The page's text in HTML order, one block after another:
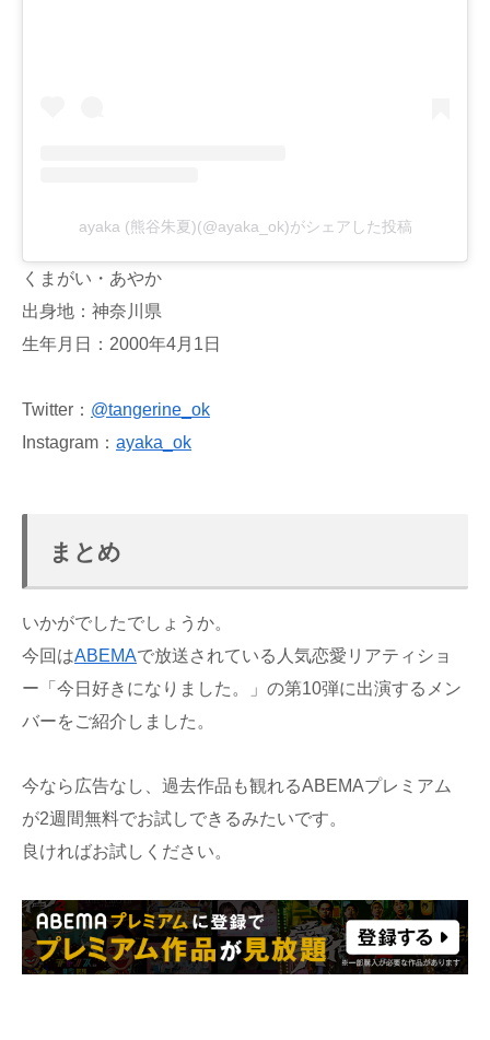
ayaka (熊谷朱夏)(@ayaka_ok)がシェアした投稿
くまがい・あやか
出身地：神奈川県
生年月日：2000年4月1日
Twitter： @tangerine_ok
Instagram： ayaka_ok
まとめ
いかがでしたでしょうか。
今回はABEMAで放送されている人気恋愛リアティショ
ー「今日好きになりました。」の第10弾に出演するメン
バーをご紹介しました。
今なら広告なし、過去作品も観れるABEMAプレミアム
が2週間無料でお試しできるみたいです。
良ければお試しください。